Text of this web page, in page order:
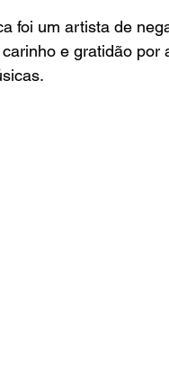
foi um artista de
e gratidão por